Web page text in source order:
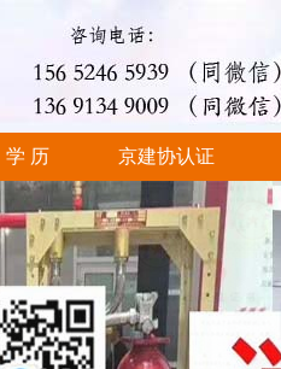
学 历 京建协认证